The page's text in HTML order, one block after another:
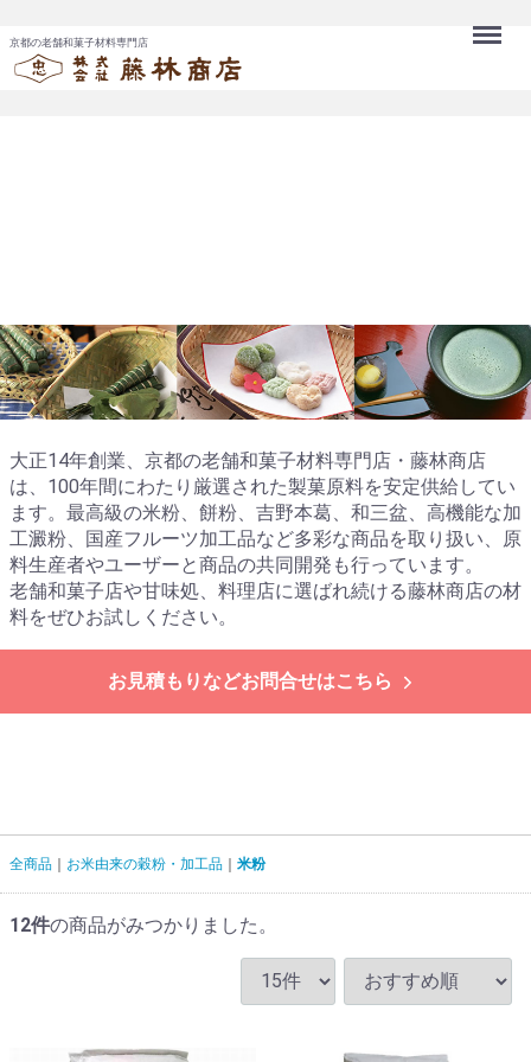
京都の老舗和菓子材料専門店
Menu
大正14年創業、京都の老舗和菓子材料専門店・藤林商店
は、100年間にわたり厳選された製菓原料を安定供給してい
ます。最高級の米粉、餅粉、吉野本葛、和三盆、高機能な加
工澱粉、国産フルーツ加工品など多彩な商品を取り扱い、原
料生産者やユーザーと商品の共同開発も行っています。
老舗和菓子店や甘味処、料理店に選ばれ続ける藤林商店の材
料をぜひお試しください。
お見積もりなどお問合せはこちら
全商品 お米由来の穀粉・加工品 米粉
12件の商品がみつかりました。